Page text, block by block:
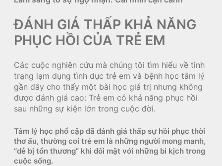
ĐÁNH GIÁ THẤP KHẢ NĂNG
PHỤC HỒI CỦA TRẺ EM
Các cuộc nghiên cứu mà chúng tôi tìm hiểu về tình
trạng lạm dụng tình dục trẻ em và bệnh học tâm lý
gần đây cho thấy một bài học giá trị nhưng không
được đánh giá cao: Trẻ em có khả năng phục hồi
sau những sự kiện lớn trong cuộc đời.
Tâm lý học phổ cập đã đánh giá thấp sự hồi phục thời
thơ ấu, thường coi trẻ em là những người mong manh,
“dễ bị tổn thương” khi đối mặt với những bi kịch trong
cuộc sống.